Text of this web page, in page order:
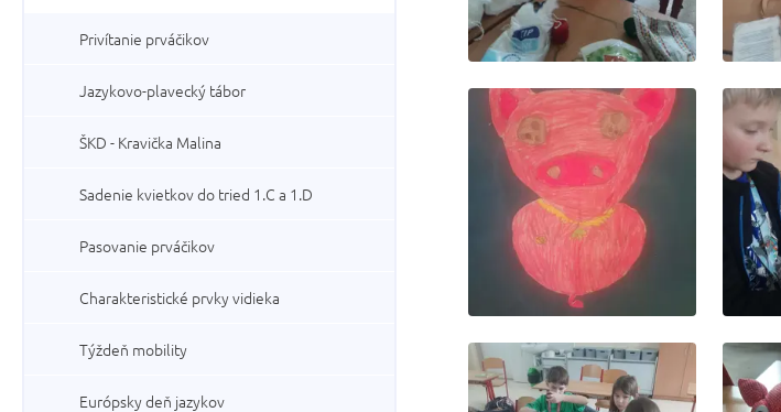
Privítanie prváčikov
Jazykovo-plavecký tábor
ŠKD - Kravička Malina
Sadenie kvietkov do tried 1.C a 1.D
Pasovanie prváčikov
Charakteristické prvky vidieka
Týždeň mobility
Európsky deň jazykov